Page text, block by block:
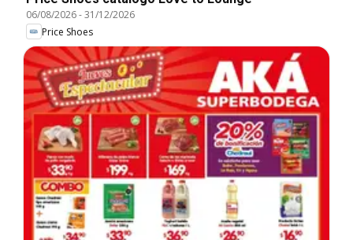
06/08/2026-31/12/2026
Price Shoes